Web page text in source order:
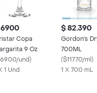
Copa
9 Oz
und)
1 Und
$ 82.390
Gordon's
700ML
($117.70/ml)
1 X 700 mL